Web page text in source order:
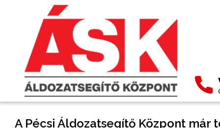
A Pécsi Áldozatsegítő Központ